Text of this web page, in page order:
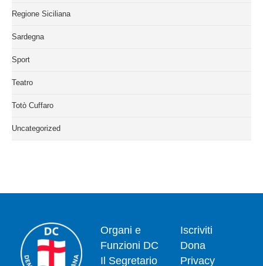
Regione Siciliana
Sardegna
Sport
Teatro
Totò Cuffaro
Uncategorized
Organi e
Funzioni DC
Il Segretario
Iscriviti
Dona
Privacy